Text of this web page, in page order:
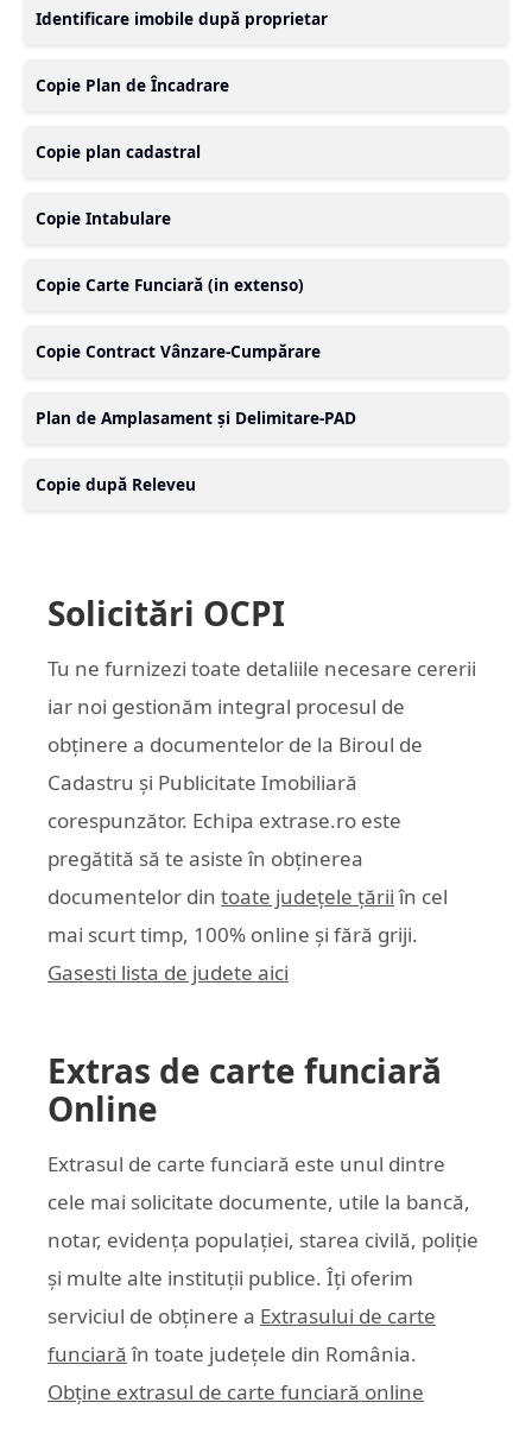
Identificare imobile după proprietar
Copie Plan de Încadrare
Copie plan cadastral
Copie Intabulare
Copie Carte Funciară (in extenso)
Copie Contract Vânzare-Cumpărare
Plan de Amplasament și Delimitare-PAD
Copie după Releveu
Solicitări OCPI
Tu ne furnizezi toate detaliile necesare cererii
iar noi gestionăm integral procesul de
obținere a documentelor de la Biroul de
Cadastru și Publicitate Imobiliară
corespunzător. Echipa extrase.ro este
pregătită să te asiste în obținerea
documentelor din toate județele țării în cel
mai scurt timp, 100% online și fără griji.
Gasesti lista de judete aici
Extras de carte funciară
Online
Extrasul de carte funciară este unul dintre
cele mai solicitate documente, utile la bancă,
notar, evidența populației, starea civilă, poliție
și multe alte instituții publice. Îți oferim
serviciul de obținere a Extrasului de carte
funciară în toate județele din România.
Obține extrasul de carte funciară online